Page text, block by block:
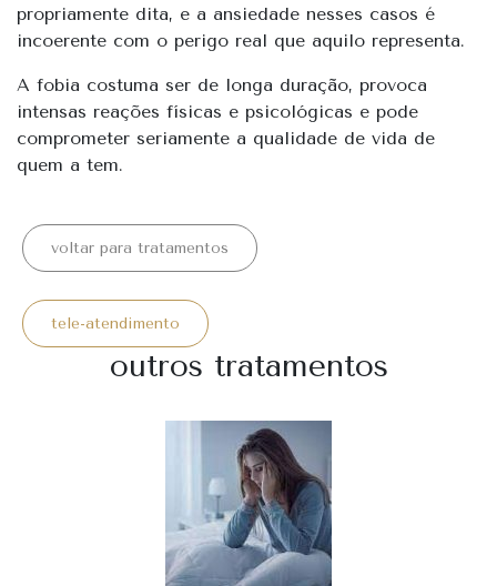
propriamente dita, e a ansiedade nesses casos é
incoerente com o perigo real que aquilo representa.
A fobia costuma ser de longa duração, provoca
intensas reações físicas e psicológicas e pode
comprometer seriamente a qualidade de vida de
quem a tem.
voltar para tratamentos
tele-atendimento
outros tratamentos